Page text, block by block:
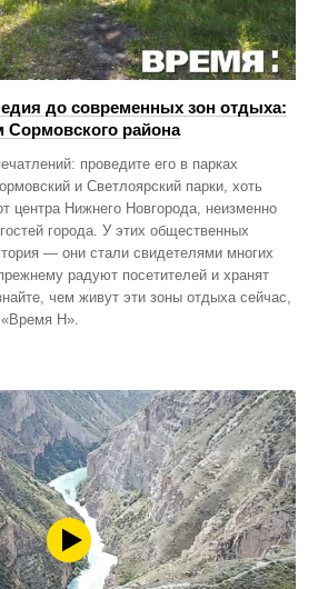
до современных зон отдыха:
Сормовского района
проведите его в парках
и Светлоярский парки, хоть
центра Нижнего Новгорода, неизменно
города. У этих общественных
— они стали свидетелями многих
радуют посетителей и хранят
чем живут эти зоны отдыха сейчас,
Н».